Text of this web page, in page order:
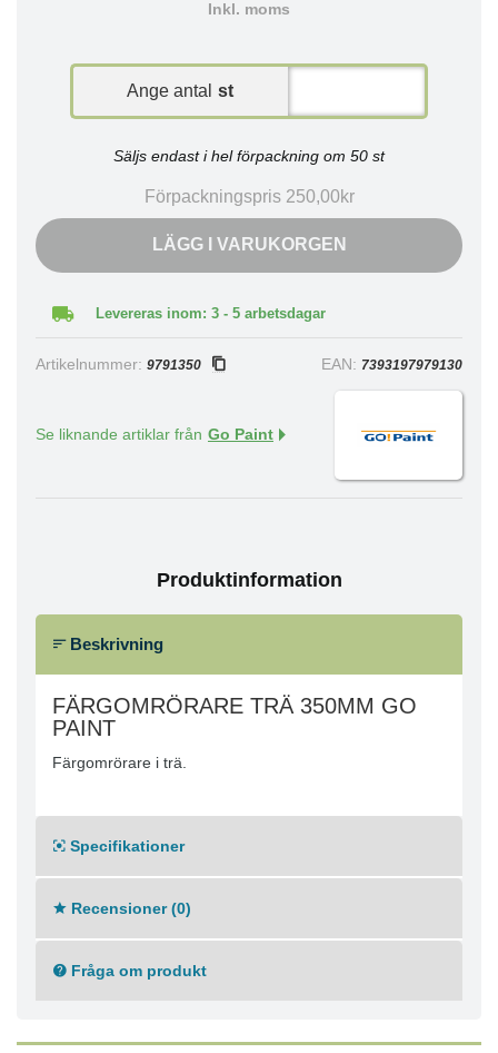
Inkl. moms
Ange antal st
Säljs endast i hel förpackning om 50 st
Förpackningspris 250,00kr
LÄGG I VARUKORGEN
Levereras inom: 3 - 5 arbetsdagar
Artikelnummer: 9791350 EAN: 7393197979130
Se liknande artiklar från Go Paint
Produktinformation
Beskrivning
FÄRGOMRÖRARE TRÄ 350MM GO
PAINT
Färgomrörare i trä.
Specifikationer
Recensioner (0)
Fråga om produkt